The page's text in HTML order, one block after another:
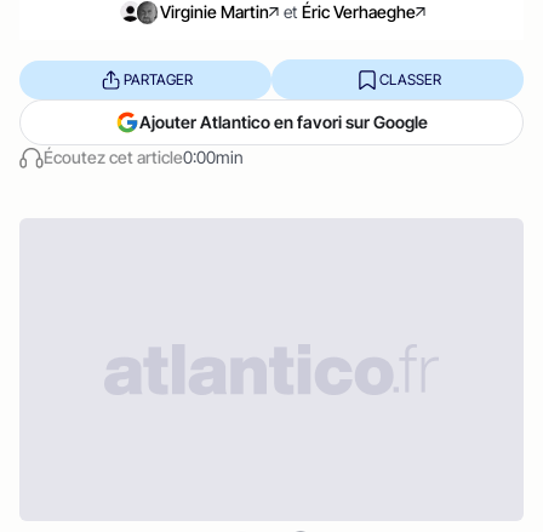
Virginie Martin et Éric Verhaeghe
Écoutez cet article0:00min
PARTAGER CLASSER
Ajouter Atlantico en favori sur Google